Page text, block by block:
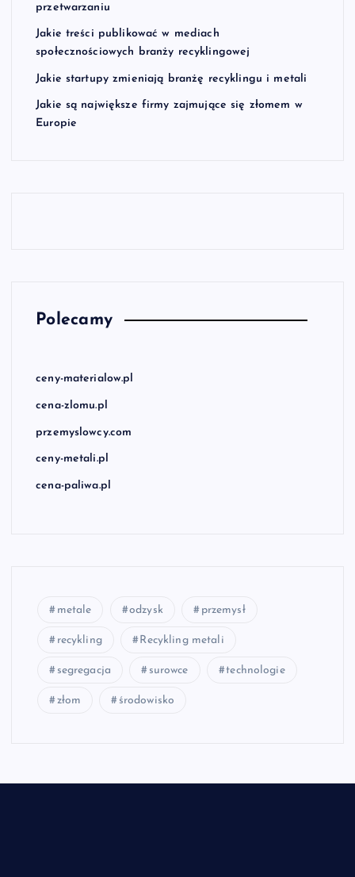
przetwarzaniu
Jakie treści publikować w mediach
społecznościowych branży recyklingowej
Jakie startupy zmieniają branżę recyklingu i metali
Jakie są największe firmy zajmujące się złomem w
Europie
Polecamy
ceny-materialow.pl
cena-zlomu.pl
przemyslowcy.com
ceny-metali.pl
cena-paliwa.pl
metale odzysk przemysł
recykling Recykling metali
segregacja surowce technologie
złom środowisko